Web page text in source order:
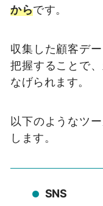
からです。
収集した顧客デ
把握することで
なげられます。
以下のようなツ
します。
SNS